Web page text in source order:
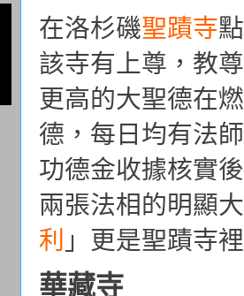
在洛杉磯聖蹟寺
該寺有上尊，教
更高的大聖德在
德，每日均有法
功德金收據核實
兩張法相的明顯
利 」更是聖蹟寺
華藏寺